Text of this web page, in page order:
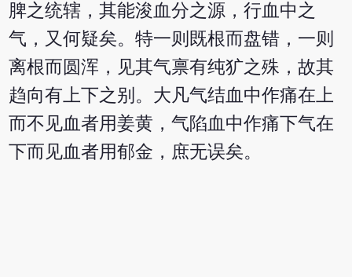
脾之统辖，其能浚血分之源，行血中之
气，又何疑矣。特一则既根而盘错，一则
离根而圆浑，见其气禀有纯犷之殊，故其
趋向有上下之别。大凡气结血中作痛在上
而不见血者用姜黄，气陷血中作痛下气在
下而见血者用郁金，庶无误矣。